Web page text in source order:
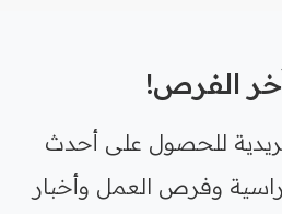
الفرص!
للحصول على أحدث
وفرص العمل وأخبار